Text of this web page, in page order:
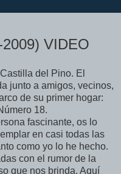
VIDEO
del Pino. El
junto a amigos, vecinos,
de su primer hogar:
18.
fascinante, os lo
en casi todas las
como yo lo he hecho.
con el rumor de la
que nos brinda. Aquí